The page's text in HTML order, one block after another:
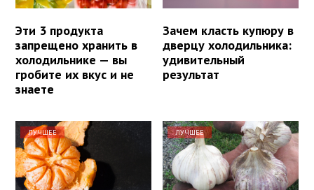
Эти 3 продукта
запрещено хранить в
холодильнике — вы
гробите их вкус и не
знаете
Зачем класть купюру в
дверцу холодильника:
удивительный
результат
ЛУЧШЕЕ ЛУЧШЕЕ